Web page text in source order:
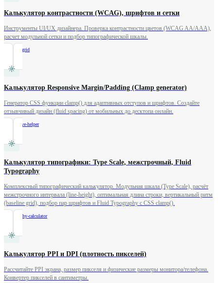
Калькулятор контрастности (WCAG), шрифтов и сетки
Инструменты UI/UX дизайнера. Проверка контрастности цветов (WCAG AA/AAA),
расчет модульной сетки и подбор типографической шкалы.
contrast-grid
Калькулятор Responsive Margin/Padding (Clamp generator)
Генератор CSS функции clamp() для адаптивных отступов и шрифтов. Создайте
отзывчивый дизайн (fluid spacing) от мобильных до десктопа онлайн.
responsive-helper
Калькулятор типографики: Type Scale, межстрочный, Fluid
Typography
Комплексный типографический калькулятор. Модульная шкала (Type Scale), расчёт
межстрочного интервала (line-height), оптимальная длина строки, вертикальный ритм
(baseline grid), подбор пар шрифтов и Fluid Typography с CSS clamp().
typography-calculator
Калькулятор PPI и DPI (плотность пикселей)
Рассчитайте PPI экрана, размер пикселя и физические размеры монитора/телефона.
Конвертер пикселей в сантиметры.